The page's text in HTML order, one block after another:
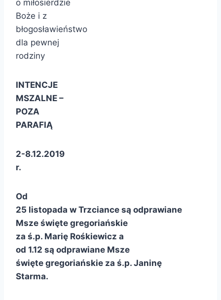
o miłosierdzie
Boże i z
błogosławieństwo
dla pewnej
rodziny
INTENCJE
MSZALNE –
POZA
PARAFIĄ
2-8.12.2019
r.
Od
25 listopada w Trzciance są odprawiane
Msze święte gregoriańskie
za ś.p. Marię Rośkiewicz a
od 1.12 są odprawiane Msze
święte gregoriańskie za ś.p. Janinę
Starma.